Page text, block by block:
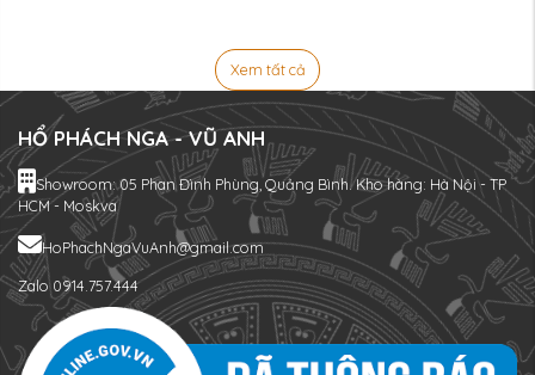
Xem tất cả
HỔ PHÁCH NGA - VŨ ANH
Showroom: 05 Phan Đình Phùng, Quảng Bình. Kho hàng: Hà Nội - TP
HCM - Moskva
HoPhachNgaVuAnh@gmail.com
Zalo 0914.757.444